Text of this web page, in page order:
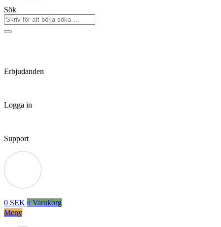
Sök
Erbjudanden
Logga in
Support
0 SEK 0 Varukorg
Meny